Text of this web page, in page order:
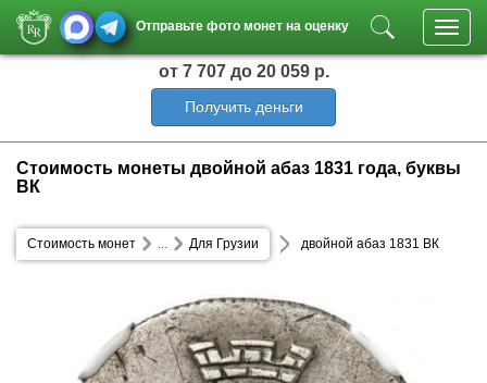
Отправьте фото монет на оценку
от 7 707 до 20 059 р.
Получить деньги
Стоимость монеты двойной абаз 1831 года, буквы
ВК
Стоимость монет Для Грузии
... двойной абаз 1831 ВК